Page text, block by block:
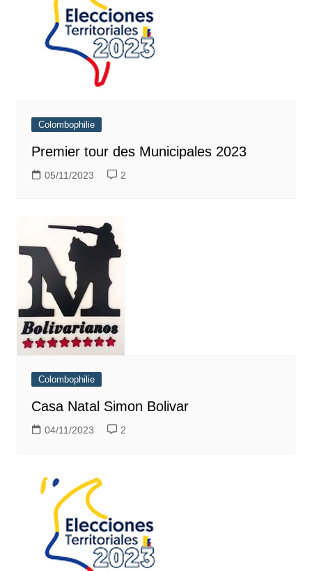
Colombophilie
Premier tour des Municipales 2023
05/11/2023 2
Colombophilie
Casa Natal Simon Bolivar
04/11/2023 2